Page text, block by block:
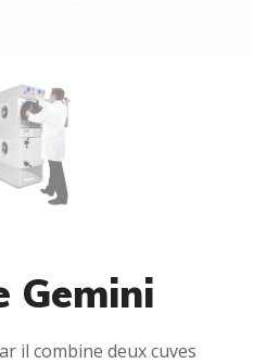
Gemini
il combine deux cuves